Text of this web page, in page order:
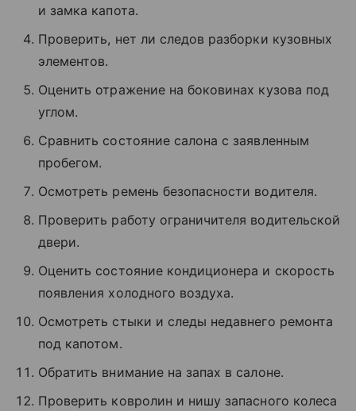
и замка капота.
Проверить, нет ли следов разборки кузовных
элементов.
Оценить отражение на боковинах кузова под
углом.
Сравнить состояние салона с заявленным
пробегом.
Осмотреть ремень безопасности водителя.
Проверить работу ограничителя водительской
двери.
Оценить состояние кондиционера и скорость
появления холодного воздуха.
Осмотреть стыки и следы недавнего ремонта
под капотом.
Обратить внимание на запах в салоне.
Проверить ковролин и нишу запасного колеса